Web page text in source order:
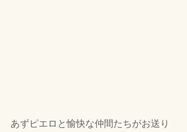
あずピエロと愉快な仲間たちがお送り